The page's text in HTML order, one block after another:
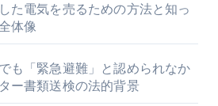
た電気を売るための方法と知っ
体像
も「緊急避難」と認められなか
ー書類送検の法的背景